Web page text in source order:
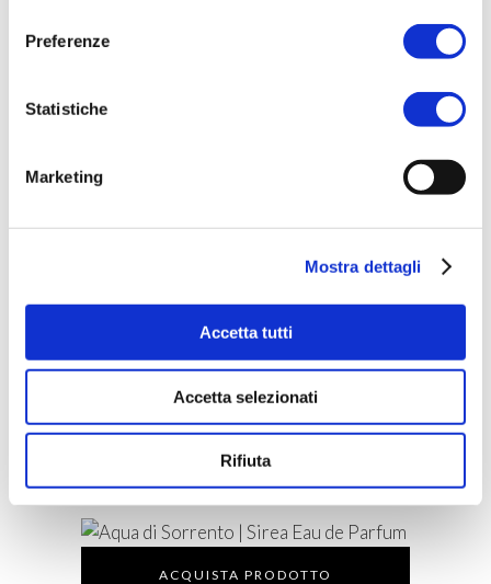
Preferenze
Statistiche
Marketing
Mostra dettagli
Accetta tutti
Accetta selezionati
Rifiuta
ACQUISTA PRODOTTO
GATTINONI | ARMONIA
ACQUISTA PRODOTTO